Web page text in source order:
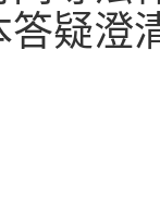
答疑澄